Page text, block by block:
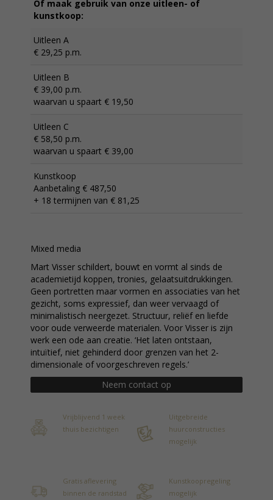
Of maak gebruik van onze uitleen- of
kunstkoop:
Uitleen A
€ 29,25 p.m.
Uitleen B
€ 39,00 p.m.
waarvan u spaart € 19,50
Uitleen C
€ 58,50 p.m.
waarvan u spaart € 39,00
Kunstkoop
Aanbetaling € 487,50
+ 18 termijnen van € 81,25
Mixed media
Mart Visser schildert, bouwt en vormt al sinds de
academietijd koppen, tronies, gelaatsuitdrukkingen.
Geen portretten maar vormen en associaties van het
gezicht, soms expressief, dan weer vervaagd of
minimalistisch neergezet. Structuur, reliëf en liefde
voor oude verweerde materialen. Voor Visser is zijn
werk een ode aan creatie. ‘Het laten ontstaan,
intuïtief, niet gehinderd door grenzen van het 2-
dimensionale of voorgeschreven regels.’
Neem contact op
Vrijblijvend 1 week
thuis bezichtigen
Uitgebreide
huurconstructies
mogelijk
Gratis aflevering
binnen de randstad
Kunstkoopregeling
mogelijk